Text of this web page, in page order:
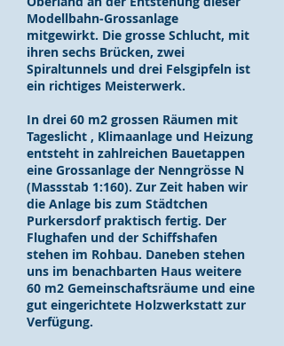
Modellbahn-Grossanlage
mitgewirkt. Die grosse Schlucht, mit
ihren sechs Brücken, zwei
Spiraltunnels und drei Felsgipfeln ist
ein richtiges Meisterwerk.
In drei 60 m2 grossen Räumen mit
Tageslicht , Klimaanlage und Heizung
entsteht in zahlreichen Bauetappen
eine Grossanlage der Nenngrösse N
(Massstab 1:160). Zur Zeit haben wir
die Anlage bis zum Städtchen
Purkersdorf praktisch fertig. Der
Flughafen und der Schiffshafen
stehen im Rohbau. Daneben stehen
uns im benachbarten Haus weitere
60 m2 Gemeinschaftsräume und eine
gut eingerichtete Holzwerkstatt zur
Verfügung.